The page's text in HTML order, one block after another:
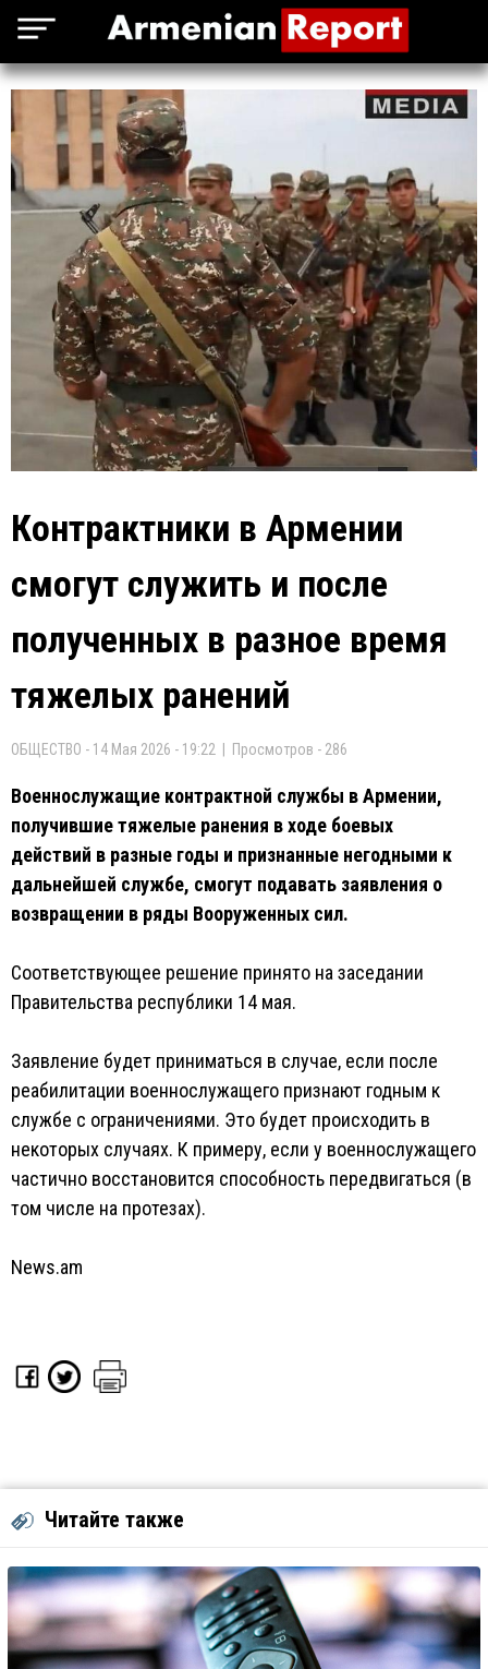
Контрактники в Армении
смогут служить и после
полученных в разное время
тяжелых ранений
ОБЩЕСТВО - 14 Мая 2026 - 19:22 | Просмотров - 286
Военнослужащие контрактной службы в Армении,
получившие тяжелые ранения в ходе боевых
действий в разные годы и признанные негодными к
дальнейшей службе, смогут подавать заявления о
возвращении в ряды Вооруженных сил.
Соответствующее решение принято на заседании
Правительства республики 14 мая.
Заявление будет приниматься в случае, если после
реабилитации военнослужащего признают годным к
службе с ограничениями. Это будет происходить в
некоторых случаях. К примеру, если у военнослужащего
частично восстановится способность передвигаться (в
том числе на протезах).
News.am
Читайте также